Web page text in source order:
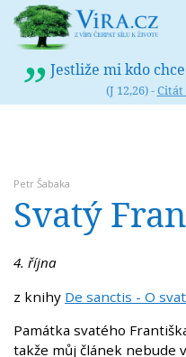
Jestliže mi kdo
(J 12,26) -Citát
Petr Šabaka
Svatý
4. října
z knihy De sanctis - O
Památka svatého
takže můj článek nebude